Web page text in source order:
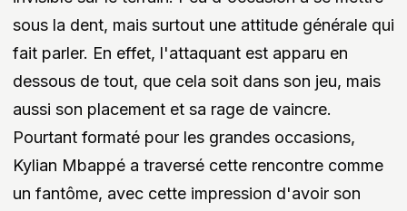
sous la dent, mais surtout une attitude générale qui
fait parler. En effet, l'attaquant est apparu en
dessous de tout, que cela soit dans son jeu, mais
aussi son placement et sa rage de vaincre.
Pourtant formaté pour les grandes occasions,
Kylian Mbappé a traversé cette rencontre comme
un fantôme, avec cette impression d'avoir son